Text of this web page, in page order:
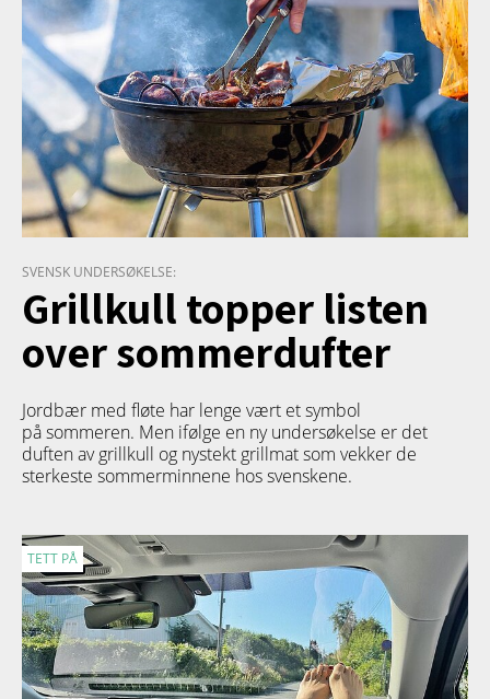
SVENSK UNDERSØKELSE:
Grillkull topper listen
over sommerdufter
Jordbær med fløte har lenge vært et symbol
på sommeren. Men ifølge en ny undersøkelse er det
duften av grillkull og nystekt grillmat som vekker de
sterkeste sommerminnene hos svenskene.
TETT PÅ